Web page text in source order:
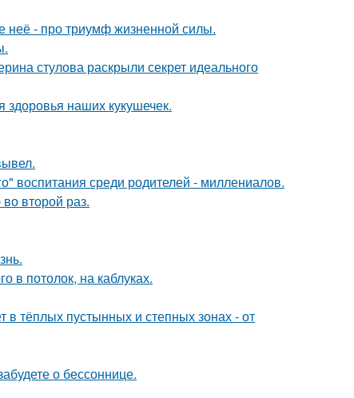
неё - про триумф жизненной силы.
стулова раскрыли секрет идеального
здоровья наших кукушечек.
воспитания среди родителей - миллениалов.
второй раз.
в потолок, на каблуках.
тёплых пустынных и степных зонах - от
о бессоннице.